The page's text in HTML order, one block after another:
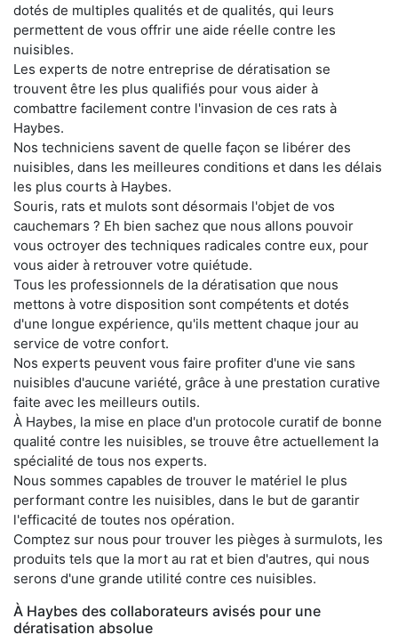
dotés de multiples qualités et de qualités, qui leurs
permettent de vous offrir une aide réelle contre les
nuisibles.
Les experts de notre entreprise de dératisation se
trouvent être les plus qualifiés pour vous aider à
combattre facilement contre l'invasion de ces rats à
Haybes.
Nos techniciens savent de quelle façon se libérer des
nuisibles, dans les meilleures conditions et dans les délais
les plus courts à Haybes.
Souris, rats et mulots sont désormais l'objet de vos
cauchemars ? Eh bien sachez que nous allons pouvoir
vous octroyer des techniques radicales contre eux, pour
vous aider à retrouver votre quiétude.
Tous les professionnels de la dératisation que nous
mettons à votre disposition sont compétents et dotés
d'une longue expérience, qu'ils mettent chaque jour au
service de votre confort.
Nos experts peuvent vous faire profiter d'une vie sans
nuisibles d'aucune variété, grâce à une prestation curative
faite avec les meilleurs outils.
À Haybes, la mise en place d'un protocole curatif de bonne
qualité contre les nuisibles, se trouve être actuellement la
spécialité de tous nos experts.
Nous sommes capables de trouver le matériel le plus
performant contre les nuisibles, dans le but de garantir
l'efficacité de toutes nos opération.
Comptez sur nous pour trouver les pièges à surmulots, les
produits tels que la mort au rat et bien d'autres, qui nous
serons d'une grande utilité contre ces nuisibles.
À Haybes des collaborateurs avisés pour une
dératisation absolue